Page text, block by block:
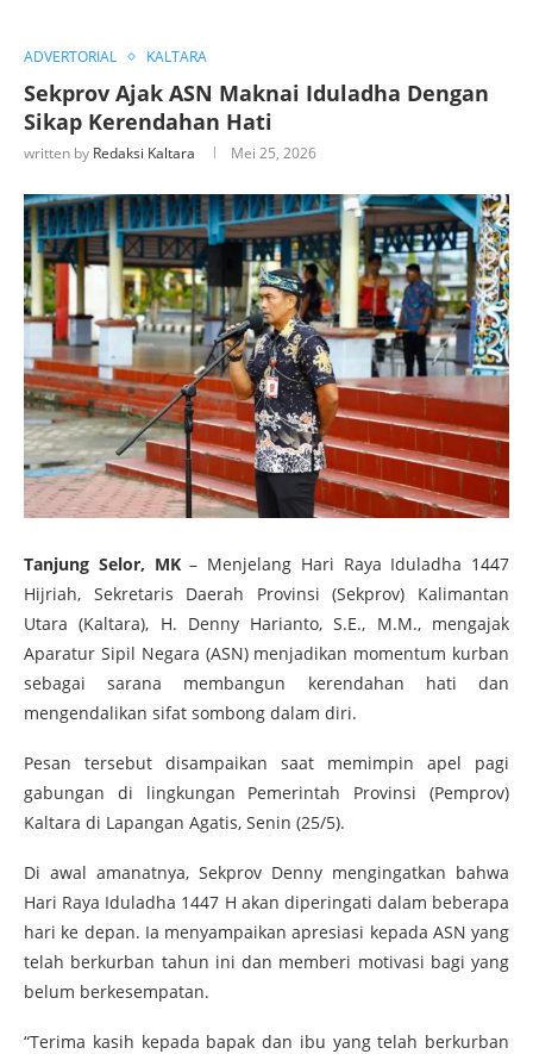
ADVERTORIAL KALTARA
Sekprov Ajak ASN Maknai Iduladha Dengan
Sikap Kerendahan Hati
written by Redaksi Kaltara Mei 25, 2026
Tanjung Selor, MK– Menjelang Hari Raya Iduladha 1447
Hijriah, Sekretaris Daerah Provinsi (Sekprov) Kalimantan
Utara (Kaltara), H. Denny Harianto, S.E., M.M., mengajak
Aparatur Sipil Negara (ASN) menjadikan momentum kurban
sebagai sarana membangun kerendahan hati dan
mengendalikan sifat sombong dalam diri.
Pesan tersebut disampaikan saat memimpin apel pagi
gabungan di lingkungan Pemerintah Provinsi (Pemprov)
Kaltara di Lapangan Agatis, Senin (25/5).
Di awal amanatnya, Sekprov Denny mengingatkan bahwa
Hari Raya Iduladha 1447 H akan diperingati dalam beberapa
hari ke depan. Ia menyampaikan apresiasi kepada ASN yang
telah berkurban tahun ini dan memberi motivasi bagi yang
belum berkesempatan.
“Terima kasih kepada bapak dan ibu yang telah berkurban